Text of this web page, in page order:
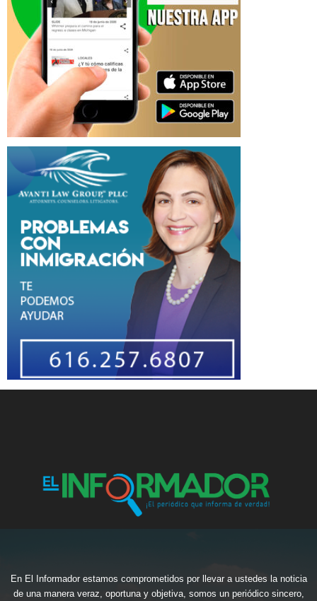
En El Informador estamos comprometidos por llevar a ustedes la noticia
de una manera veraz, oportuna y objetiva, somos un periódico sincero,